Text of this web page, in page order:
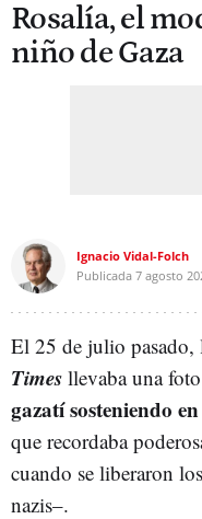
Rosalía, el
niño de Gaza
Ignacio Vidal-Folch
Publicada 7 agosto
El 25 de julio pasado,
Times llevaba una
gazatí sosteniendo
que recordaba
cuando se liberaron
nazis–.